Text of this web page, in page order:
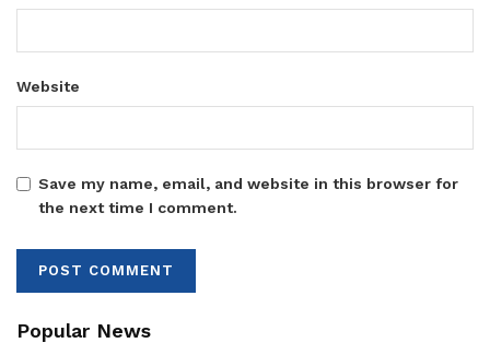
Website
Save my name, email, and website in this browser for
the next time I comment.
Popular News